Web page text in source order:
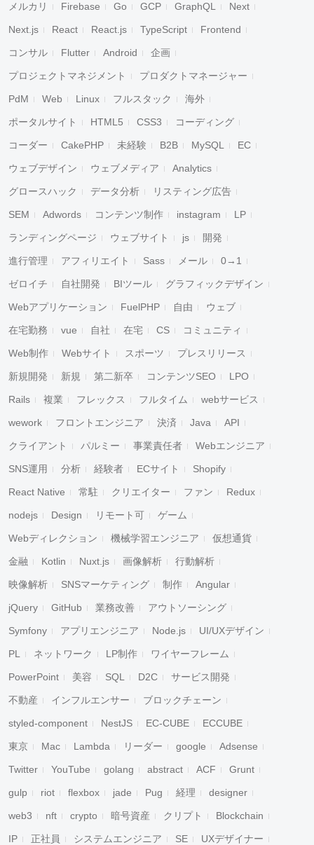
検索
メルカリ Firebase Go GCP GraphQL Next
Next.js React React.js TypeScript Frontend
コンサル Flutter Android 企画
プロジェクトマネジメント プロダクトマネージャー
PdM Web Linux フルスタック 海外
ポータルサイト HTML5 CSS3 コーディング
コーダー CakePHP 未経験 B2B MySQL EC
ウェブデザイン ウェブメディア Analytics
グロースハック データ分析 リスティング広告
SEM Adwords コンテンツ制作 instagram LP
ランディングページ ウェブサイト js 開発
進行管理 アフィリエイト Sass メール 0→1
ゼロイチ 自社開発 BIツール グラフィックデザイン
Webアプリケーション FuelPHP 自由 ウェブ
在宅勤務 vue 自社 在宅 CS コミュニティ
Web制作 Webサイト スポーツ プレスリリース
新規開発 新規 第二新卒 コンテンツSEO LPO
Rails 複業 フレックス フルタイム webサービス
wework フロントエンジニア 決済 Java API
クライアント パルミー 事業責任者 Webエンジニア
SNS運用 分析 経験者 ECサイト Shopify
React Native 常駐 クリエイター ファン Redux
nodejs Design リモート可 ゲーム
Webディレクション 機械学習エンジニア 仮想通貨
金融 Kotlin Nuxt.js 画像解析 行動解析
映像解析 SNSマーケティング 制作 Angular
jQuery GitHub 業務改善 アウトソーシング
Symfony アプリエンジニア Node.js UI/UXデザイン
PL ネットワーク LP制作 ワイヤーフレーム
PowerPoint 美容 SQL D2C サービス開発
不動産 インフルエンサー ブロックチェーン
styled-component NestJS EC-CUBE ECCUBE
東京 Mac Lambda リーダー google Adsense
Twitter YouTube golang abstract ACF Grunt
gulp riot flexbox jade Pug 経理 designer
web3 nft crypto 暗号資産 クリプト Blockchain
IP 正社員 システムエンジニア SE UXデザイナー